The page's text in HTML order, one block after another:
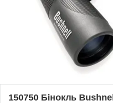
150750 Бінокль